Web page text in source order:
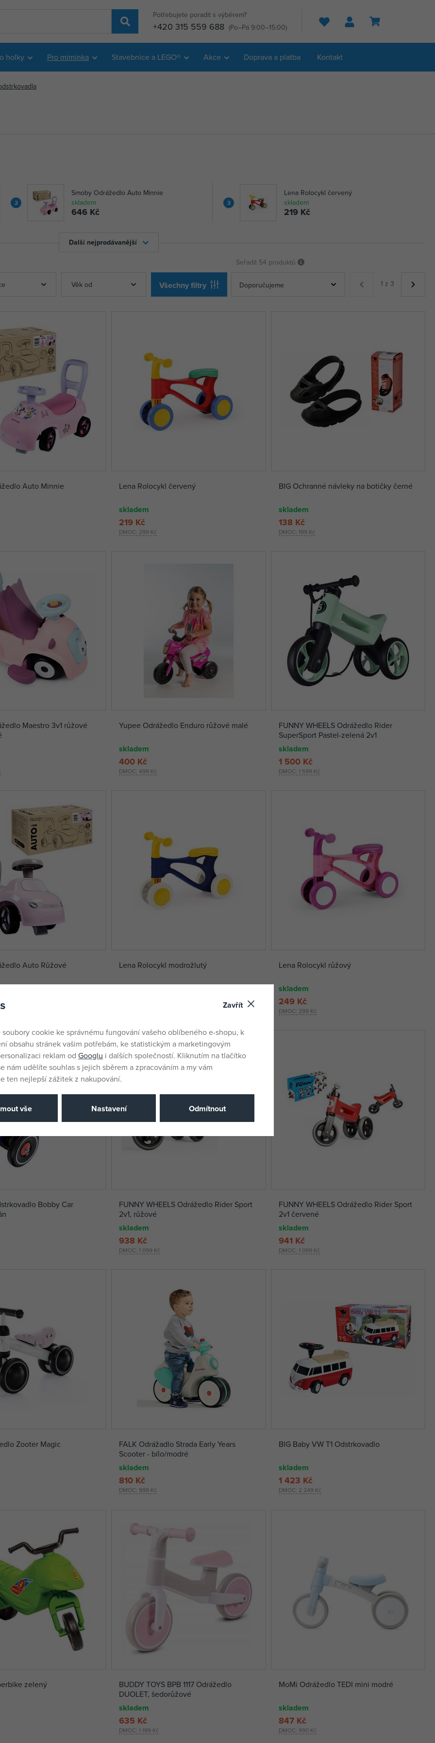
Potřebujete poradit s výběrem?
+420 315 559 688 (Po–Pá 9:00–15:00) Hledat
holky Pro miminka Stavebnice a LEGO® Akce Doprava a platba Kontakt
2
Smoby Odrážedlo Auto Minnie
skladem
646 Kč
3
Lena Rolocykl červený
skladem
219 Kč
Další nejprodávanější
Věk od Všechny filtry
Seřadit 54 produktů
1 z 3
Auto Minnie Lena Rolocykl červený
skladem
DMOC: 299 Kč
219 Kč
BIG Ochranné návleky na botičky černé
skladem
DMOC: 199 Kč
138 Kč
Maestro 3v1 růžové
Yupee Odrážedlo Enduro růžové malé
skladem
DMOC: 499 Kč
400 Kč
FUNNY WHEELS Odrážedlo Rider
SuperSport Pastel-zelená 2v1
skladem
DMOC: 1 599 Kč
1 500 Kč
Auto Růžové Lena Rolocykl modrožlutý Lena Rolocykl růžový
skladem
DMOC: 299 Kč
249 Kč
Bobby Car
FUNNY WHEELS Odrážedlo Rider Sport
2v1, růžové
skladem
DMOC: 1 099 Kč
938 Kč
FUNNY WHEELS Odrážedlo Rider Sport
2v1 červené
skladem
DMOC: 1 099 Kč
941 Kč
Zooter Magic
FALK Odrážadlo Strada Early Years
Scooter - bílo/modré
skladem
DMOC: 999 Kč
810 Kč
BIG Baby VW T1 Odstrkovadlo
skladem
DMOC: 2 249 Kč
1 423 Kč
zelený
BUDDY TOYS BPB 1117 Odrážedlo
DUOLET, šedorůžové
skladem
DMOC: 1 199 Kč
635 Kč
MoMi Odrážedlo TEDI mini modré
skladem
DMOC: 990 Kč
847 Kč
Zavřít
soubory cookie ke správnému fungování vašeho oblíbeného e-shopu, k
obsahu stránek vašim potřebám, ke statistickým a marketingovým
reklam od Googlu i dalších společností. Kliknutím na tlačítko
nám udělíte souhlas s jejich sběrem a zpracováním a my vám
ten nejlepší zážitek z nakupování.
vše Nastavení Odmítnout